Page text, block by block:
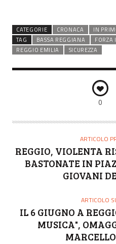
CATEGORIE CRONACA IN
TAG
BASSA REGGIANA FORZA
REGGIO EMILIA
SICUREZZA
0
ARTICOLO
REGGIO, VIOLENTA
BASTONATE IN
GIOVANI
ARTICOLO
IL 6 GIUGNO A
MUSICA",